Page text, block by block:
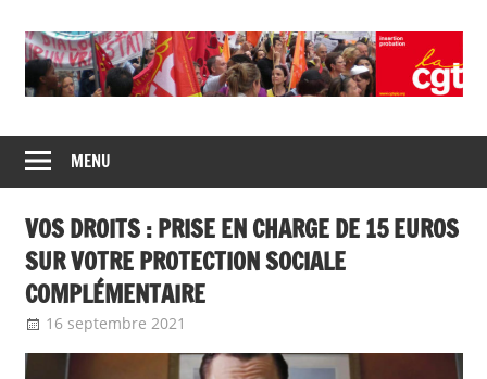
CGT
insertion
probation
de
syndicats
CGT
insertion
probation
MENU
VOS DROITS : PRISE EN CHARGE DE 15 EUROS
SUR VOTRE PROTECTION SOCIALE
COMPLÉMENTAIRE
16 septembre 2021
Communiqué national